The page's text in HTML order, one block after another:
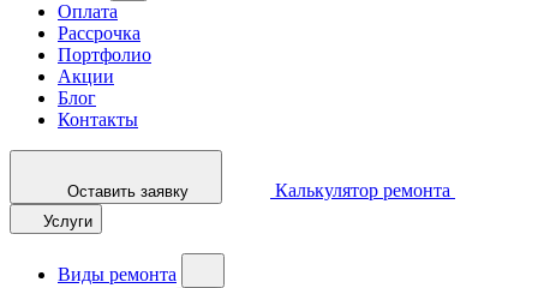
Оплата
Рассрочка
Портфолио
Акции
Блог
Контакты
Оставить заявку Калькулятор ремонта
Услуги
Виды ремонта